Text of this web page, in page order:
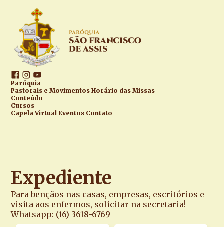
Paróquia
Pastorais e Movimentos Horário das Missas
Conteúdo
Cursos
Capela Virtual Eventos Contato
Expediente
Para bençãos nas casas, empresas, escritórios e
visita aos enfermos, solicitar na secretaria!
Whatsapp: (16) 3618-6769